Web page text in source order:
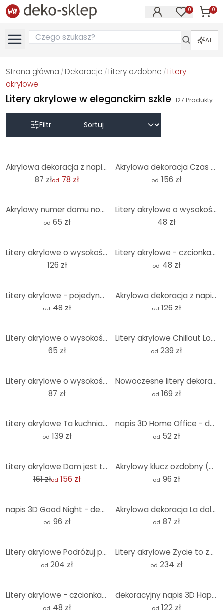
0 0
AI
Strona główna / Dekoracje / Litery ozdobne /Litery
akrylowe
Litery akrylowe w eleganckim szkle 127 Produkty
Filtr
Akrylowa dekoracja z napisem 3D Hi
87 złod 78 zł
Akrylowa dekoracja Czas na relaks
od 156 zł
Akrylowy numer domu nowoczesny
od 65 zł
Litery akrylowe o wysokości 10 cm
48 zł
Litery akrylowe o wysokości 30 cm
126 zł
Litery akrylowe - czcionka Bodoni
od 48 zł
Litery akrylowe - pojedyncze litery szwajcarskie
od 48 zł
Akrylowa dekoracja z napisem 3D Sweet Dreams
od 126 zł
Litery akrylowe o wysokości 15 cm
65 zł
Litery akrylowe Chillout Lounge
od 239 zł
Litery akrylowe o wysokości 20 cm
87 zł
Nowoczesne litery dekoracyjne Chillout Lounge wykonane ze szkła akrylowego
od 169 zł
Litery akrylowe Ta kuchnia jest do tańczenia
od 139 zł
napis 3D Home Office - dekoracja akrylowa
od 52 zł
Litery akrylowe Dom jest tam, gdzie serce (6 sztuk)
161 złod 156 zł
Akrylowy klucz ozdobny (3 szt.)
od 96 zł
napis 3D Good Night - dekoracja akrylowa
od 96 zł
Akrylowa dekoracja La dolce Vita - nowoczesna
od 87 zł
Litery akrylowe Podróżuj po świecie
od 204 zł
Litery akrylowe Życie to zbiór chwil
od 234 zł
Litery akrylowe - czcionka Eurostile
od 48 zł
dekoracyjny napis 3D Happy Place - dekoracja akrylowa
od 122 zł